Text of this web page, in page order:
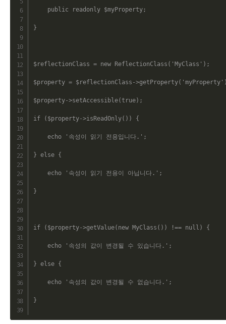
public readonly $myProperty;
}
$reflectionClass = new ReflectionClass ( 'MyClass' ) ;
$property = $reflectionClass ->getProperty( 'myProperty'
$property->setAccessible(true) ;
if ( $property->isReadOnly( ) ) {
echo '속성이 읽기 전용입니다.' ;
} else {
echo '속성이 읽기 전용이 아닙니다.' ;
}
if ( $property->getValue( new MyClass ( ) ) !== null ) {
echo '속성의 값이 변경될 수 있습니다.' ;
} else {
echo '속성의 값이 변경될 수 없습니다.' ;
}